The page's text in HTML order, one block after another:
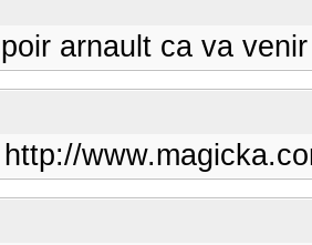
arnault ca va